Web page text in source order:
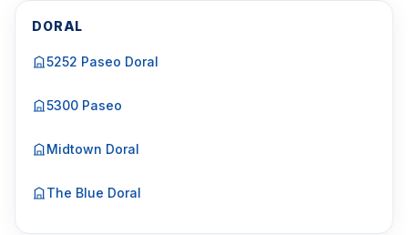
DORAL
5252 Paseo Doral
5300 Paseo
Midtown Doral
The Blue Doral